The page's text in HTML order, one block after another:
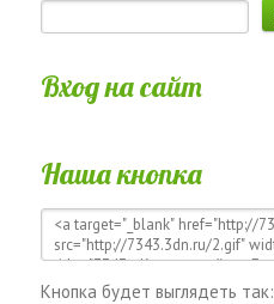
Вход на сайт
Наша кнопка
Кнопка будет выглядеть так: